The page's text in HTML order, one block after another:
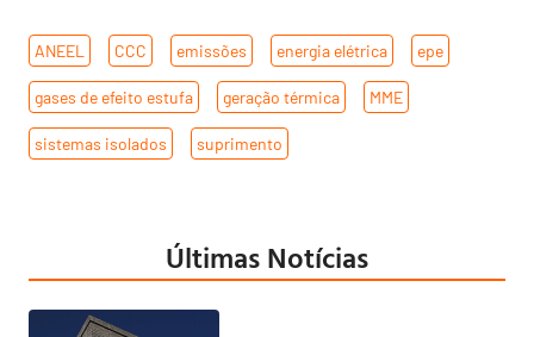
ANEEL CCC emissões energia elétrica epe
gases de efeito estufa geração térmica MME
sistemas isolados suprimento
Últimas Notícias